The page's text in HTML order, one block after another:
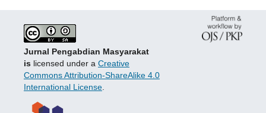
Jurnal Pengabdian Masyarakat
islicensed under a Creative
Commons Attribution-ShareAlike 4.0
International License.